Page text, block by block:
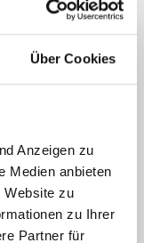
Über Cookies
Anzeigen zu
Medien anbieten
Website zu
zu Ihrer
Partner für